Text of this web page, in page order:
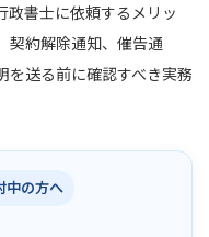
政書士に依頼するメリッ
契約解除通知、催告通
を送る前に確認すべき実務
中の方へ